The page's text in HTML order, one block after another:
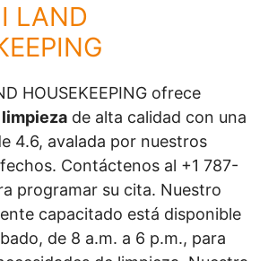
LAND
HOUSEKEEPING ofrece
de alta calidad con una
4.6, avalada por nuestros
Contáctenos al +1 787-
programar su cita. Nuestro
capacitado está disponible
de 8 a.m. a 6 p.m., para